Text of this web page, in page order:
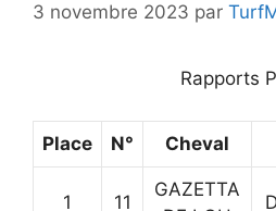
3 novembre 2023 par
Rapports
Place N° Cheval
1 11
GAZETTA